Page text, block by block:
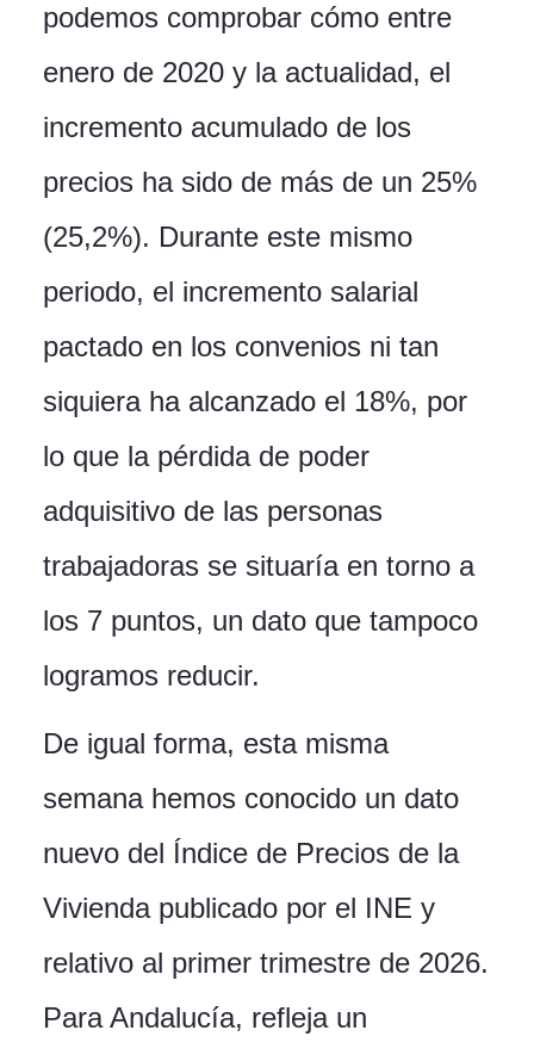
podemos comprobar cómo entre
enero de 2020 y la actualidad, el
incremento acumulado de los
precios ha sido de más de un 25%
(25,2%). Durante este mismo
periodo, el incremento salarial
pactado en los convenios ni tan
siquiera ha alcanzado el 18%, por
lo que la pérdida de poder
adquisitivo de las personas
trabajadoras se situaría en torno a
los 7 puntos, un dato que tampoco
logramos reducir.
De igual forma, esta misma
semana hemos conocido un dato
nuevo del Índice de Precios de la
Vivienda publicado por el INE y
relativo al primer trimestre de 2026.
Para Andalucía, refleja un